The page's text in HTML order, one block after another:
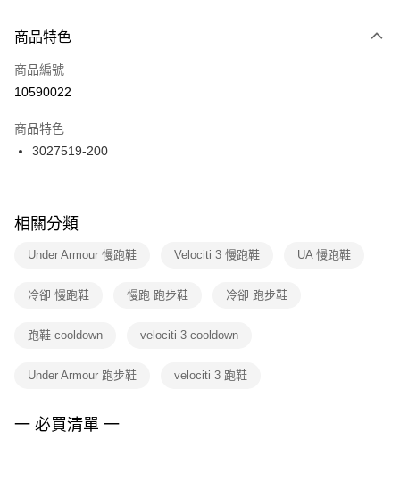
３．安心：先確認商品／服務後，再付款。
【「AFTEE先享後付」結帳流程】
１．於結帳方式選擇「AFTEE先享後付」後，將跳轉至「AFTEE先享後付」
２．訂單成立數日內，您將收到繳費通知簡訊。
３．收到繳費通知簡訊後14天內，點擊此簡訊中的連結，可透過四大超商／
ATM／網路銀行／等多元方式進行付款，方視為交易完成。
※ 交易是否成功請以「AFTEE先享後付 」之結帳頁面顯示為準，若有關於
是否繳費成功／繳費後需取消欲退款等相關疑問，請聯繫「AFTEE先享後付
客戶支援中心」https://netprotections.freshdesk.com/support/home
１．透過由恩沛科技股份有限公司提供之「AFTEE先享後付」服務完成之交
權轉讓予恩沛科技股份有限公司。
３．未成年的使用者請事先徵得法定代理人或監護人之同意方可使用
４．使用「AFTEE先享後付」時，將依據個別帳號之用戶狀況，依本公司即
每筆NT$100，滿NT$1,500(含以上)免運費
宅配
每筆NT$100，滿NT$1,500(含以上)免運費
付款後門市自取
每筆NT$100，滿NT$1,500(含以上)免運費
商品特色
商品編號
10590022
商品特色
3027519-200
相關分類
Under Armour 慢跑鞋 Velociti 3 慢跑鞋 UA 慢跑鞋
冷卻 慢跑鞋 慢跑 跑步鞋 冷卻 跑步鞋
跑鞋 cooldown velociti 3 cooldown
Under Armour 跑步鞋 velociti 3 跑鞋
一 必買清單 一